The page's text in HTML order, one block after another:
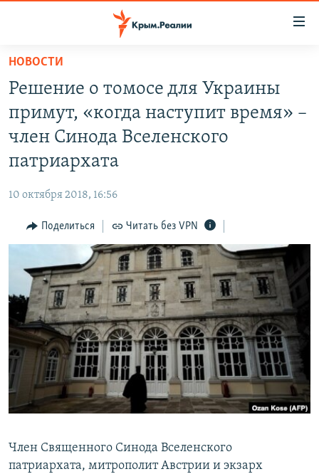
Вернуться
основному
содержанию
Вернутся
главной
Вернутся
поиску
ГРУЗ 200
ВОДА
ИНТЕРАКТИВ
ИНФОГРАФИКА
ТЕЛЕПРОЕКТ КРЫМ.РЕАЛИИ
СОВЕТЫ ПРАВОЗАЩИТНИКОВ
ПРОПАВШИЕ БЕЗ ВЕСТИ
ПОБЕДИТЕЛЕЙ НЕ СУДЯТ?
КРЫМ.НЕПОКОРЕННЫЙ
ELIFBE
УКРАИНСКАЯ ПРОБЛЕМА КРЫМА
РАДІО СВОБОДА
КАК ОБОЙТИ БЛОКИРОВКУ
Українською
Qırımtatar
ПРИСОЕДИНЯЙТЕСЬ!
НОВОСТИ
Решение о томосе для Украины
примут, «когда наступит время» –
член Синода Вселенского
патриархата
10 октября 2018, 16:56
Поделиться Читать без VPN
Член Священного Синода Вселенского
патриархата, митрополит Австрии и экзарх